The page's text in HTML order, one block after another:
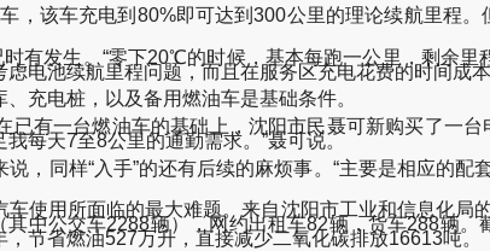
该车充电到80%即可达到300公里的理论续航里程。
发生。“零下20℃的时候，基本每跑一公里，剩余里
电池续航里程问题，而且在服务区充电花费的时间成
电桩，以及备用燃油车是基础条件。
一台燃油车的基础上，沈阳市民聂可新购买了一台
每天7至8公里的通勤需求。”聂可说。
同样“入手”的还有后续的麻烦事。“主要是相应的配
用所面临的最大难题。来自沈阳市工业和信息化局
中公交车2288辆），网约出租车82辆，货车288辆
节省燃油527万升，直接减少二氧化碳排放16613吨。